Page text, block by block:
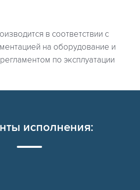
в соответствии с
на оборудование и
по эксплуатации
исполнения: